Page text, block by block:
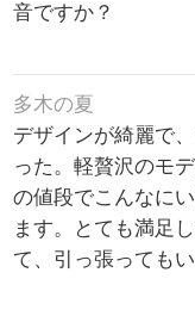
音ですか？
多木の夏
デザインが綺麗で
った。軽贅沢のモ
の値段でこんなに
ます。とても満足
て、引っ張ってもい